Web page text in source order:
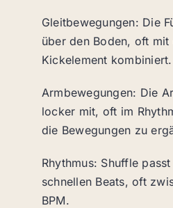
Gleitbewegungen: Die
über den Boden, oft
Kickelement kombiniert.
Armbewegungen: Die
locker mit, oft im
die Bewegungen zu
Rhythmus: Shuffle
schnellen Beats, oft
BPM.